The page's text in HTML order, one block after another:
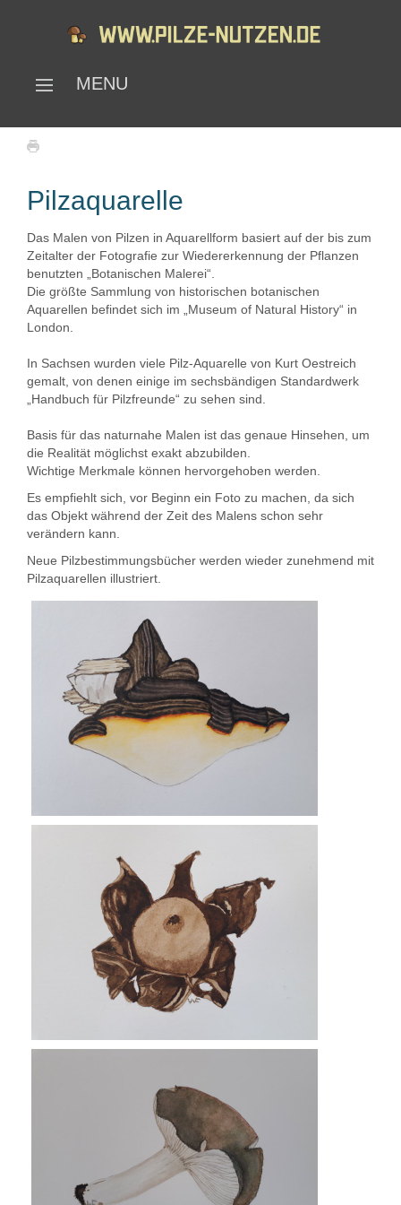
MENU
Pilzaquarelle
Das Malen von Pilzen in Aquarellform basiert auf der bis zum
Zeitalter der Fotografie zur Wiedererkennung der Pflanzen
benutzten „Botanischen Malerei“.
Die größte Sammlung von historischen botanischen
Aquarellen befindet sich im „Museum of Natural History“ in
London.
In Sachsen wurden viele Pilz-Aquarelle von Kurt Oestreich
gemalt, von denen einige im sechsbändigen Standardwerk
„Handbuch für Pilzfreunde“ zu sehen sind.
Basis für das naturnahe Malen ist das genaue Hinsehen, um
die Realität möglichst exakt abzubilden.
Wichtige Merkmale können hervorgehoben werden.
Es empfiehlt sich, vor Beginn ein Foto zu machen, da sich
das Objekt während der Zeit des Malens schon sehr
verändern kann.
Neue Pilzbestimmungsbücher werden wieder zunehmend mit
Pilzaquarellen illustriert.